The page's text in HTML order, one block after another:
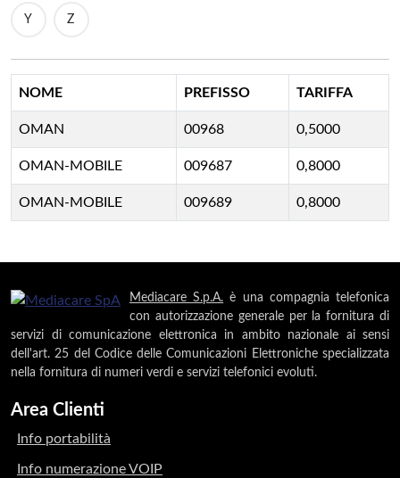
Y Z
NOME PREFISSO TARIFFA
OMAN 00968 0,5000
OMAN-MOBILE 009687 0,8000
OMAN-MOBILE 009689 0,8000
Mediacare S.p.A. è una compagnia telefonica
con autorizzazione generale per la fornitura di
servizi di comunicazione elettronica in ambito nazionale ai sensi
dell'art. 25 del Codice delle Comunicazioni Elettroniche specializzata
nella fornitura di numeri verdi e servizi telefonici evoluti.
Area Clienti
Info portabilità
Info numerazione VOIP